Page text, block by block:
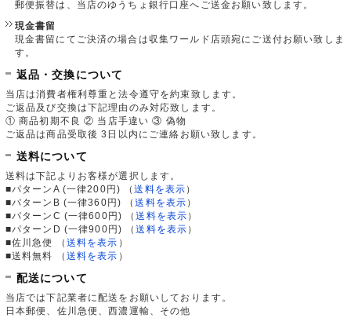
郵便振替は、当店のゆうちょ銀行口座へご送金お願い致します。
現金書留
現金書留にてご決済の場合は収集ワールド店頭宛にご送付お願い致しま
す。
返品・交換について
当店は消費者権利尊重と法令遵守を約束致します。
ご返品及び交換は下記理由のみ対応致します。
① 商品初期不良 ② 当店手違い ③ 偽物
ご返品は商品受取後 3日以内にご連絡お願い致します。
送料について
送料は下記よりお客様が選択します。
■パターンA (一律200円)
（送料を表示 ）
■パターンB (一律360円)
（送料を表示 ）
■パターンC (一律600円)
（送料を表示 ）
■パターンD (一律900円)
（送料を表示 ）
■佐川急便
（ 送料を表示 ）
■送料無料
（ 送料を表示 ）
配送について
当店では下記業者に配送をお願いしております。
日本郵便、佐川急便、西濃運輸、その他